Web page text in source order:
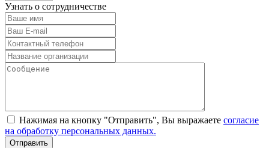
Узнать о сотрудничестве
Нажимая на кнопку "Отправить", Вы выражаете согласие
на обработку персональных данных.